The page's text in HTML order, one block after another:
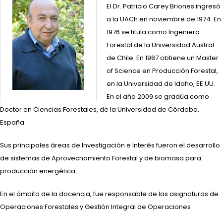
El Dr. Patricio Carey Briones ingresó
a la UACh en noviembre de 1974. En
1976 se titula como Ingeniero
Forestal de la Universidad Austral
de Chile. En 1987 obtiene un Master
of Science en Producción Forestal,
en la Universidad de Idaho, EE.UU.
En el año 2009 se gradúa como
Doctor en Ciencias Forestales, de la Universidad de Córdoba,
España.
Sus principales áreas de Investigación e Interés fueron el desarrollo
de sistemas de Aprovechamiento Forestal y de biomasa para
producción energética.
En el ámbito de la docencia, fue responsable de las asignaturas de
Operaciones Forestales y Gestión Integral de Operaciones